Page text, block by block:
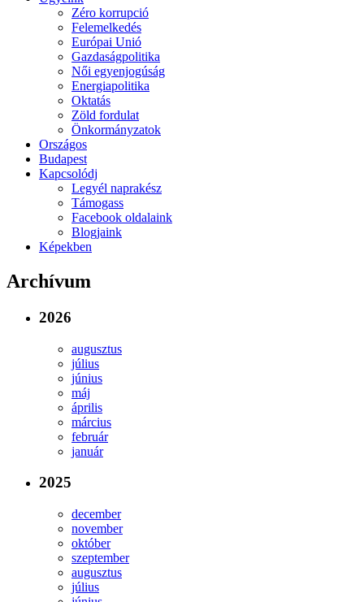
Zéro korrupció
Felemelkedés
Európai Unió
Gazdaságpolitika
Női egyenjogúság
Energiapolitika
Oktatás
Zöld fordulat
Önkormányzatok
Országos
Budapest
Kapcsolódj
Legyél naprakész
Támogass
Facebook oldalaink
Blogjaink
Képekben
Archívum
2026
augusztus
július
június
máj
április
március
február
január
2025
december
november
október
szeptember
augusztus
július